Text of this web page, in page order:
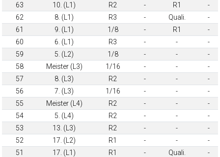
63
10. (L1) R2 - R1
-
62
8. (L1) R3 - Quali.
-
61
9. (L1) 1/8 - R1
-
60
6. (L1) R3 - -
-
59
5. (L2) 1/8 - -
-
58
Meister (L3) 1/16 - -
-
57
8. (L3) R2 - -
-
56
7. (L3) 1/16 - -
-
55
Meister (L4) R2 - -
-
54
5. (L4) R2 - -
-
53
13. (L3) R2 - -
-
52
17. (L2) R1 - -
-
51
17. (L1) R1 - Quali.
-